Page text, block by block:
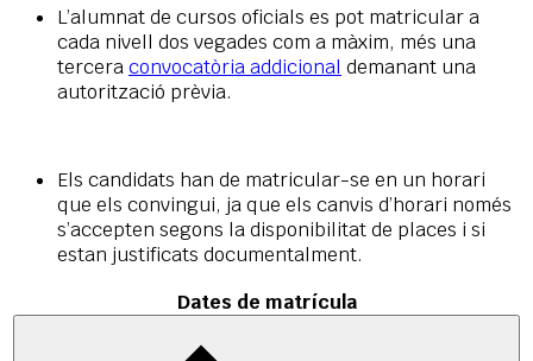
L’alumnat de cursos oficials es pot matricular a
cada nivell dos vegades com a màxim, més una
terceraconvocatòria addicional demanant una
autorització prèvia.
Els candidats han de matricular-se en un horari
que els convingui, ja que els canvis d’horari només
s’accepten segons la disponibilitat de places i si
estan justificats documentalment.
Dates de matrícula